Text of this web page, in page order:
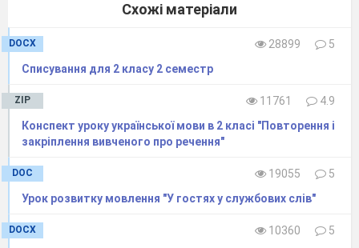
Схожі матеріали
DOCX 28899
5
Списування для 2 класу 2 семестр
ZIP 11761
4.9
Конспект уроку української мови в 2 класі "Повторення і
закріплення вивченого про речення"
DOC 19055
5
Урок розвитку мовлення "У гостях у службових слів"
DOCX 10360
5